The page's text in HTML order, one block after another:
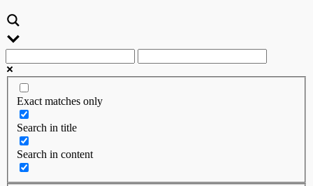
Exact matches only
Search in title
Search in content